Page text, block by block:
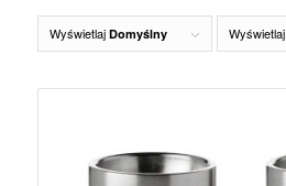
Wyświetlaj Domyślny Wyświetlaj